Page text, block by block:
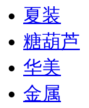
夏装
糖葫芦
华美
金属